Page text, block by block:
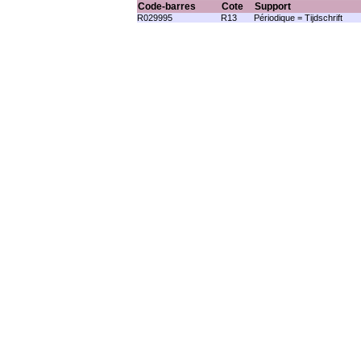
Code-barres Cote Support
R029995 R13 Périodique = Tijdschrift